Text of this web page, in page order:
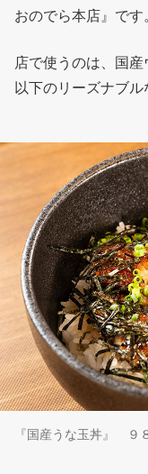
おのでら本店』です
店で使うのは、国
以下のリーズナブル
『国産うな玉丼』 ９